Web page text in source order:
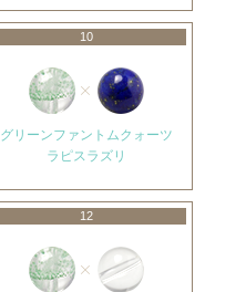
10
グリーンファントムクォーツ
ラピスラズリ
12